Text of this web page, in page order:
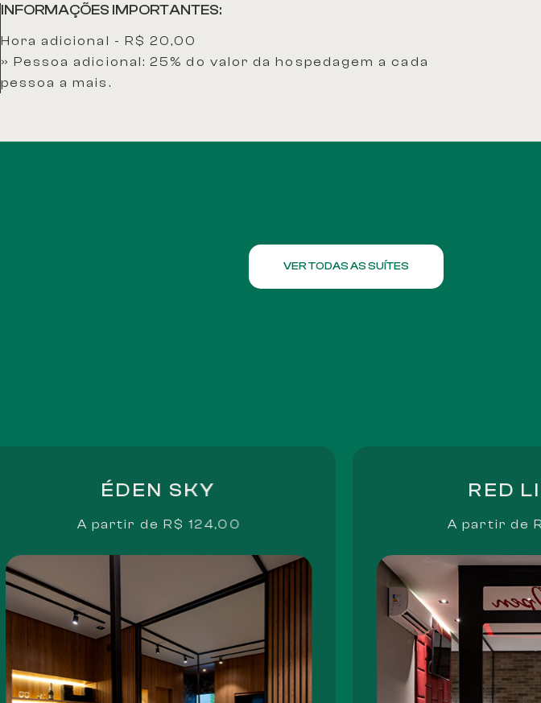
INFORMAÇÕES IMPORTANTES:
Hora adicional - R$ 20,00
​» Pessoa adicional: 25% do valor da hospedagem a cada
pessoa a mais.
VER TODAS AS SUÍTES
ÉDEN SKY
A partir deR$ 124,00
RED LIGHT
A partir deR$